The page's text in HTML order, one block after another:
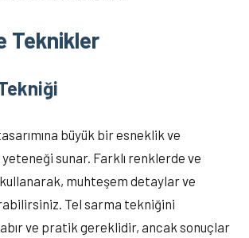
Teknikler
büyük bir esneklik ve
sunar. Farklı renklerde ve
muhteşem detaylar ve
Tel sarma tekniğini
ve pratik gereklidir, ancak sonuçlar